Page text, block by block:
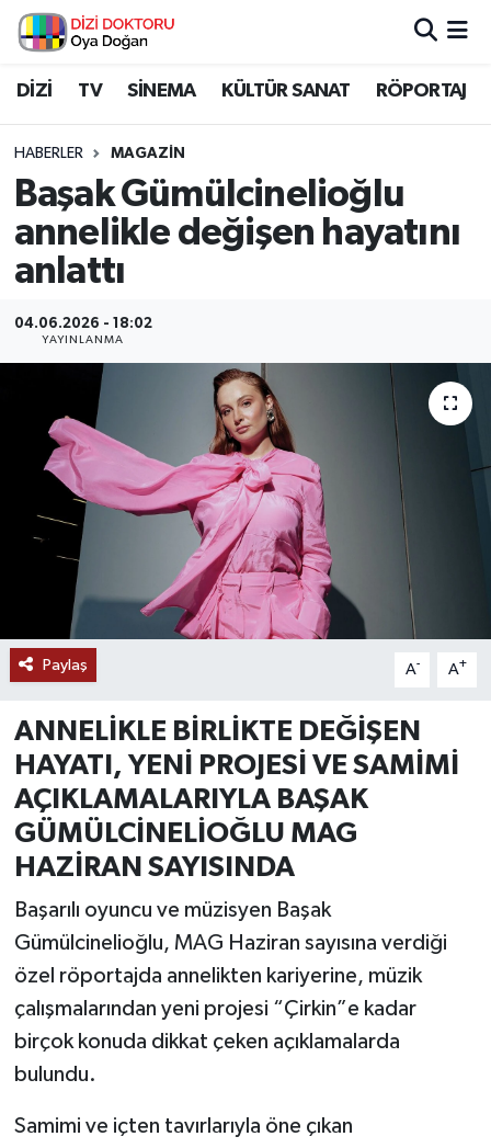
DİZİ TV SİNEMA KÜLTÜR SANAT RÖPORTAJ
HABERLER MAGAZİN
Başak Gümülcinelioğlu
annelikle değişen hayatını
anlattı
04.06.2026 - 18:02
YAYINLANMA
Paylaş A- A+
ANNELİKLE BİRLİKTE DEĞİŞEN
HAYATI, YENİ PROJESİ VE SAMİMİ
AÇIKLAMALARIYLA BAŞAK
GÜMÜLCİNELİOĞLU MAG
HAZİRAN SAYISINDA
Başarılı oyuncu ve müzisyen Başak
Gümülcinelioğlu, MAG Haziran sayısına verdiği
özel röportajda annelikten kariyerine, müzik
çalışmalarından yeni projesi “Çirkin”e kadar
birçok konuda dikkat çeken açıklamalarda
bulundu.
Samimi ve içten tavırlarıyla öne çıkan
İstanbul Nöbetçi Eczaneler
İstanbul Namaz Vakitleri
İstanbul Trafik Yoğunluk Haritası
Tüm Manşetler
Son Dakika Haberleri
Haber Arşivi